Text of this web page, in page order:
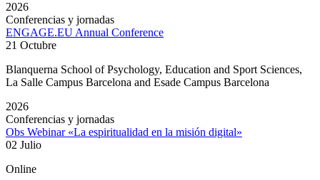
2026
Conferencias y jornadas
ENGAGE.EU Annual Conference
21 Octubre
Blanquerna School of Psychology, Education and Sport Sciences,
La Salle Campus Barcelona and Esade Campus Barcelona
2026
Conferencias y jornadas
Obs Webinar «La espiritualidad en la misión digital»
02 Julio
Online